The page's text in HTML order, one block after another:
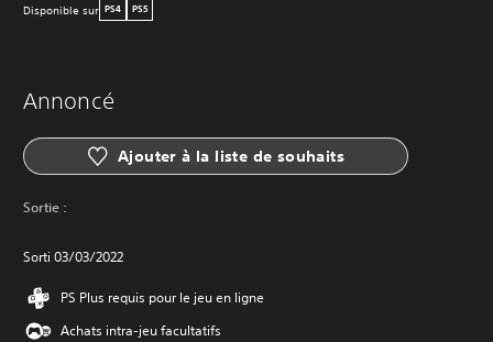
Disponible sur PS4 PS5
Annoncé
Ajouter à la liste de souhaits
Sortie :
Sorti 03/03/2022
PS Plus requis pour le jeu en ligne
Achats intra-jeu facultatifs